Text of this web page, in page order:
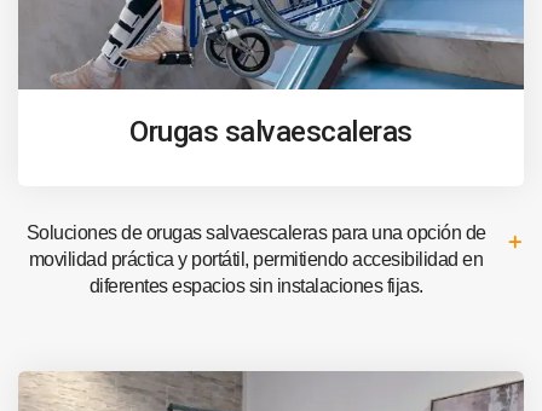
Orugas salvaescaleras
Soluciones de orugas salvaescaleras para una opción de
movilidad práctica y portátil, permitiendo accesibilidad en
diferentes espacios sin instalaciones fijas.